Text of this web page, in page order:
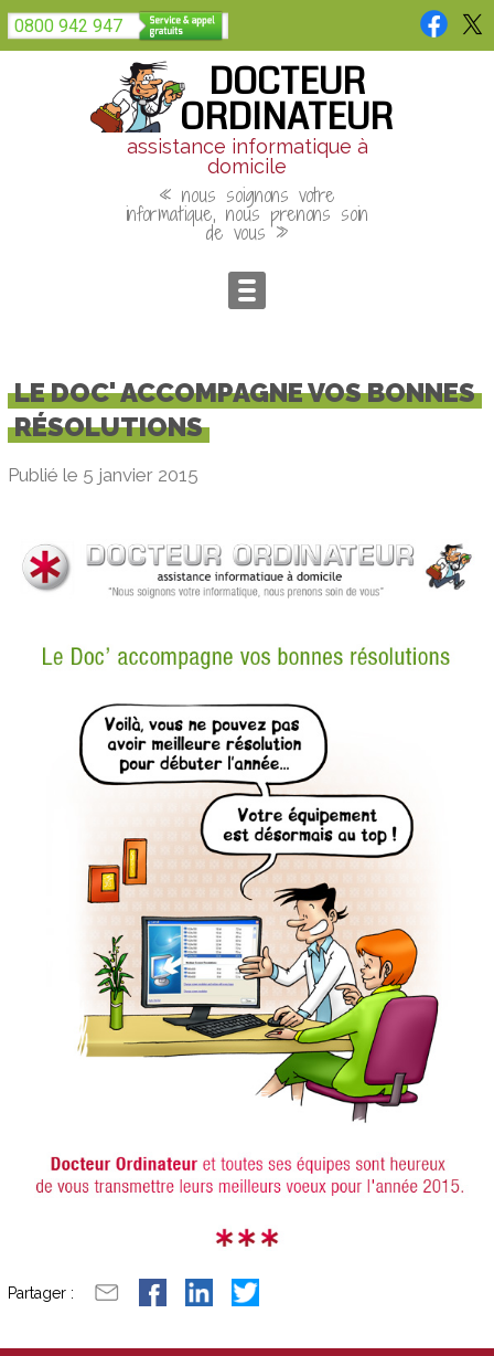
0800 942 947
DOCTEUR
ORDINATEUR
assistance informatique à
domicile
« nous soignons votre
informatique, nous prenons soin
de vous »
LE DOC' ACCOMPAGNE VOS BONNES
RÉSOLUTIONS
Publié le 5 janvier 2015
Partager :
Panneau de gestion des cookies